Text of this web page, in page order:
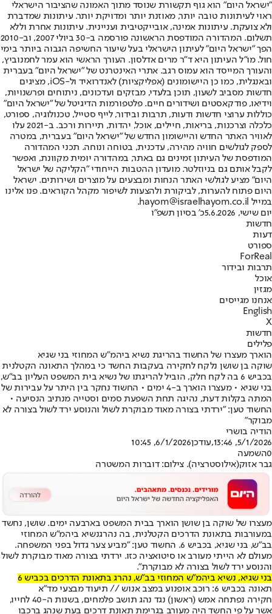
"ישראל היום" הוא גוף תקשורת שנוסד מתוך האמונה שהציבור הישראלי
ראוי לעיתונות טובה יותר, מאוזנת יותר ומדויקת יותר. עיתונות שמדברת
ולא צועקת. עיתונות אמינה, אובייקטיבית ועניינית. עיתונות אחרת וללא
תשלום. המהדורה המודפסת הראשונה פורסמה ב-30 ביולי 2007, וב-2010
הפך "ישראל היום" לעיתון הישראלי בעל שיעור החשיפה הגבוה ביותר בימי
חול. מו"ל העיתון היא ד"ר מרים אדלסון. העורך הראשי הוא עמר לחמנוביץ,
והעורך המייסד הוא עמוס רגב. אתרי האינטרנט של "ישראל היום" בעברית
ובאנגלית, כמו כן היישומונים (אפליקציות) לאנדרואיד ול-iOS, מציגים
חדשות מסביב לשעון, תוכן בלעדי, מבזקים ועדכונים, ניתוחים ופרשנויות,
וידיאו, פודקאסטים ושידורים חיים. פלטפורמות הדיגיטל של "ישראל היום"
כוללות ערוצי חדשות ודעות, תרבות ובידור, לייף סטייל, טכנולוגיה, ספורט,
כלכלה וצרכנות, בריאות, חיילים, אוכל, יהדות, תיירות ורכב. ב-2021 עלו
לאוויר האתר החדש והיישומון החדש של "ישראל היום" בעברית, במטרה
לספק לגולשים חוויה מהירה, עדכנית, בטוחה ונוחה. תכני המהדורה
המודפסת של העיתון זמינים גם באתר, במהדורה יומית מקוונת, ואפשר
לקבל אותם גם בניוזלטר. מועדון ההטבות הייחודי "הקליקה של ישראל
היום" מציע לגולשי האתר הנחות ומבצעים על מוצרים ושירותים. ישראל
היום פתוח להערות, לביקורת ולהצעות לשיפור מקהל הקוראים. פנו אלינו
במייל hayom@israelhayom.co.il.
יום שישי, 5.6.2026
כ' בסיון תשפ"ו
חדשות
דעות
ספורט
ForReal
תרבות ובידור
אוכל
מגזין
אנחנו מגייסים
English
X
חדשות
פלילים
הוארך מעצרו של החשוד בהריגת נשיא ביהמ"ש המחוזי בני שגיא
שוקה בן שושן נלקח לחקירה בעקבות החשד כי במהלך התאונה הקטלנית
בכביש 6 בה לקח חלק, הוביל להריגתו של נשיא בית המשפט העליון בב"ש,
בני שגיא • מעצרו הוארך ב-4 ימים • החשוד נחקר בין היתר על עבירות של
המתה בקלות דעת, נהיגה תחת השפעת סמים וסטייה מנתיב הנסיעה •
החשוד טען: "ירדתי בצורה מאוד מבוקרת לשול והנוסע ירד לשול בצורה לא
מבוקר"
הודיה בושרי
5/1/2026, 13:46
,עודכן6/1/2026, 10:45
0השמעה
גבר אזוק(אילוסטרציה). צילום: דוברות המשטרה
מעצרו של שוקה בן שושן הוארך בבית המשפט בארבעה ימים. שושן, נחשד
במעורבות בתאונת הדרכים הקטלנית, בה נהרגנשיא ביהמ"ש המחוזי
בב"ש, בני שגיא
, בכביש 6. החשוד טען: "מביע צער גדול בפני המשפחה.
מעולם לא הייתי מעורב או סיטואציה כזו. ירדתי בצורה מאוד מבוקרת לשול
והנוסע ירד לשול בצורה לא מבוקרת".
בני שגיא, נשיא ביהמ"ש המחוזי בב"ש, נהרג בתאונת הדרכים בכביש 6
תאונה בכביש 6: רוכב אופנוע במצב אנוש // תיעוד מבצעי מד"א
חקירה נפתחה אמש (ראשון) נגד נהג תושב פלמחים, בשנות ה-40 לחייו,
אשר על פי החשד היה מעורב בגרימת תאונת דרכים בעת שנהג ברכבו